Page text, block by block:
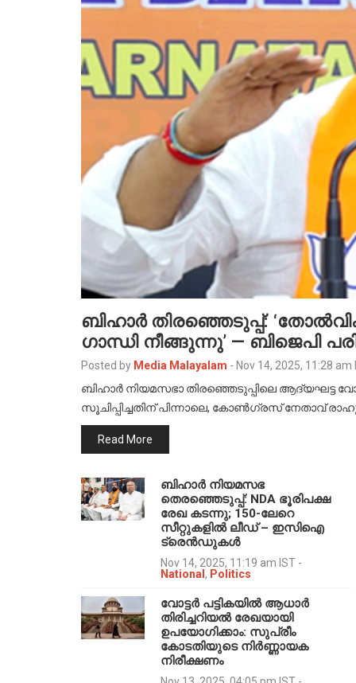
ബിഹാർ തിരഞ്ഞെടുപ്പ്:
ഗാന്ധി നീങ്ങുന്നു’ — ബിജെപി
Posted by Media Malayalam - Nov 14, 2025, 11:28 am
ബിഹാർ നിയമസഭാ തിരഞ്ഞെടുപ്പിലെ ആദ്യഘട്ട
സൂചിപ്പിച്ചതിന് പിന്നാലെ, കോൺഗ്രസ് നേതാവ്
Read More
ബിഹാർ നിയമസഭ
തെരഞ്ഞെടുപ്പ്: NDA ഭൂരിപക്ഷ
രേഖ കടന്നു; 150-ലേറെ
സീറ്റുകളിൽ ലീഡ് – ഇസിഐ
ട്രെൻഡുകൾ
Nov 14, 2025, 11:19 am IST -
National , Politics
വോട്ടർ പട്ടികയിൽ ആധാർ
തിരിച്ചറിയൽ രേഖയായി
ഉപയോഗിക്കാം: സുപ്രീം
കോടതിയുടെ നിർണ്ണായക
നിരീക്ഷണം